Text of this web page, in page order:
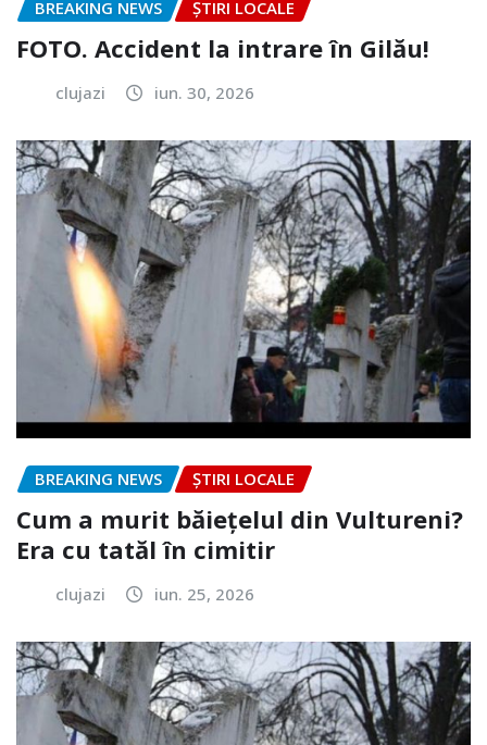
BREAKING NEWS ȘTIRI LOCALE
FOTO. Accident la intrare în Gilău!
clujazi iun. 30, 2026
BREAKING NEWS ȘTIRI LOCALE
Cum a murit băiețelul din Vultureni?
Era cu tatăl în cimitir
clujazi iun. 25, 2026